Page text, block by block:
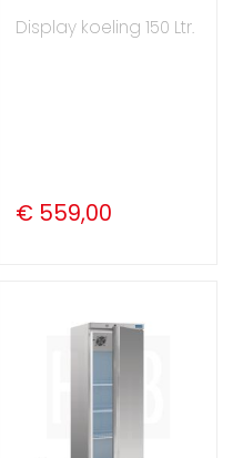
Display koeling 150 Ltr.
€ 559,00